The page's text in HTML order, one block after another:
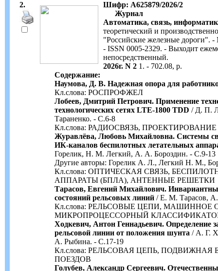
2.
Шифр: А625879/2026/2
Журнал
Автоматика, связь,
теоретический и
"Российские железные
- ISSN 0005-2329. - Выходит
непосредственный.
2026г. N 2 1. - 702.08, р.
Содержание:
Наумова, Д. В. Надежная опора для
Кл.слова: РОСПРОФЖЕЛ
Лобеев, Дмитрий Петрович. Применение
технологических сетях LTE-1800 TDD / Д. П.
Тараненко. - С.6-8
Кл.слова: РАДИОСВЯЗЬ,
Журавлёва, Любовь Михайловна. Системы
ИК-каналов беспилотных летательных
Горелик, Н. М. Легкий, А. А. Бороздин. - С.9-13
Другие авторы: Горелик А. Л., Легкий Н. М.,
Кл.слова: ОПТИЧЕСКАЯ СВЯЗЬ,
АППАРАТЫ (БПЛА), АНТЕННЫЕ РЕШЕТКИ
Тарасов, Евгений Михайлович.
состояний рельсовых линий / Е. М. Тарасов,
Кл.слова: РЕЛЬСОВЫЕ ЦЕПИ, МАШИННОЕ
МИКРОПРОЦЕССОРНЫЙ
Ходкевич, Антон Геннадьевич. Определение
рельсовой линии от положения шунта / А. Г.
А. Рыбина. - С.17-19
Кл.слова: РЕЛЬСОВАЯ ЦЕПЬ,
ПОЕЗДОВ
Голубев, Александр Сергеевич.